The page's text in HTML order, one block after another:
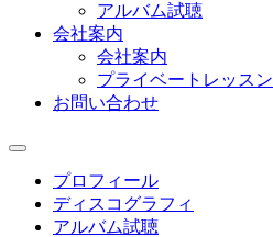
アルバム試聴
会社案内
会社案内
プライベートレッスン
お問い合わせ
プロフィール
ディスコグラフィ
アルバム試聴